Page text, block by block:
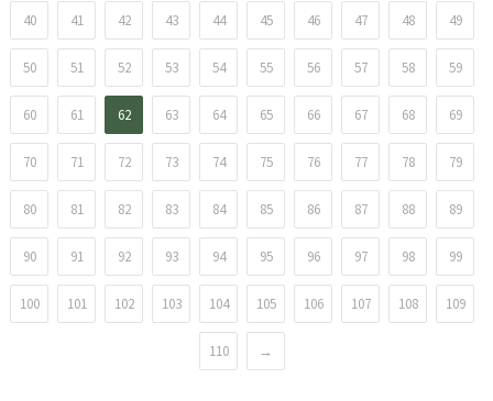
40 41 42 43 44 45 46 47 48 49
50 51 52 53 54 55 56 57 58 59
60 61 62 63 64 65 66 67 68 69
70 71 72 73 74 75 76 77 78 79
80 81 82 83 84 85 86 87 88 89
90 91 92 93 94 95 96 97 98 99
100 101 102 103 104 105 106 107 108 109
110 →